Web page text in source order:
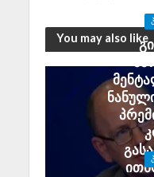
You may also like